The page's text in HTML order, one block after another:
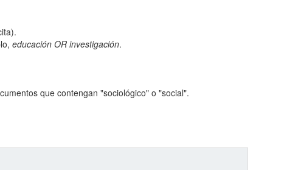
educación OR investigación.
que contengan "sociológico" o "social".